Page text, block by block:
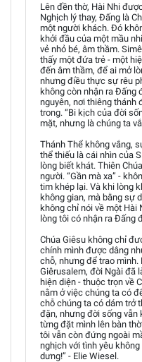
Lên đền thờ, Hài Nhi
Nghịch lý thay, Đấng là
một người khách. Đó
khởi đầu của một mầu
vẻ nhỏ bé, âm thầm.
thấy một đứa trẻ - một
đến âm thầm, để ai mở
nhưng điều thực sự rêu
không còn nhận ra Đấng
nguyên, nơi thiêng thánh
trong. “Bi kịch của đời
mặt, nhưng là chúng ta
Thánh Thể không vắng,
thể thiếu là cái nhìn của
lòng biết khát. Thiên
người. “Gần mà xa” -
tim khép lại. Và khi lòng
không gian, mà bằng sự
không chỉ nói về một Hài
lòng tôi có nhận ra Đấng
Chúa Giêsu không chỉ
chính mình được dâng
chỗ, nhưng để trao
Giêrusalem, đời Ngài đã
hiện diện - thuộc trọn về
nằm ở việc chúng ta có
chỗ chúng ta có dám trở
đặn, nhưng đời sống vẫn
từng đặt mình lên bàn
tôi vẫn còn đứng ngoài
nghịch với tình yêu
dưng!” - Elie Wiesel.